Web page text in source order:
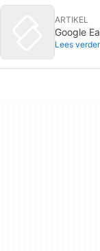
ARTIKEL
Google
Lees verder